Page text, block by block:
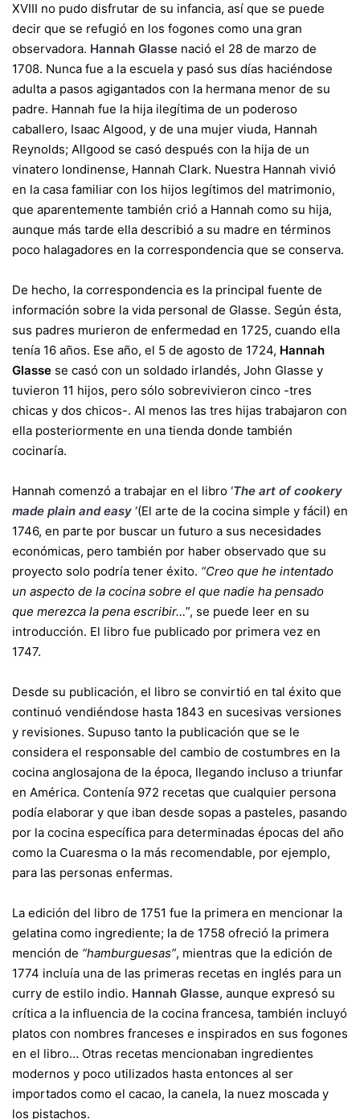
XVIII no pudo disfrutar de su infancia, así que se puede
decir que se refugió en los fogones como una gran
observadora. Hannah Glasse nació el 28 de marzo de
1708. Nunca fue a la escuela y pasó sus días haciéndose
adulta a pasos agigantados con la hermana menor de su
padre. Hannah fue la hija ilegítima de un poderoso
caballero, Isaac Algood, y de una mujer viuda, Hannah
Reynolds; Allgood se casó después con la hija de un
vinatero londinense, Hannah Clark. Nuestra Hannah vivió
en la casa familiar con los hijos legítimos del matrimonio,
que aparentemente también crió a Hannah como su hija,
aunque más tarde ella describió a su madre en términos
poco halagadores en la correspondencia que se conserva.
De hecho, la correspondencia es la principal fuente de
información sobre la vida personal de Glasse. Según ésta,
sus padres murieron de enfermedad en 1725, cuando ella
tenía 16 años. Ese año, el 5 de agosto de 1724, Hannah
Glasse se casó con un soldado irlandés, John Glasse y
tuvieron 11 hijos, pero sólo sobrevivieron cinco -tres
chicas y dos chicos-. Al menos las tres hijas trabajaron con
ella posteriormente en una tienda donde también
cocinaría.
Hannah comenzó a trabajar en el libro ‘The art of cookery
made plain and easy ’(El arte de la cocina simple y fácil) en
1746, en parte por buscar un futuro a sus necesidades
económicas, pero también por haber observado que su
proyecto solo podría tener éxito. “Creo que he intentado
un aspecto de la cocina sobre el que nadie ha pensado
que merezca la pena escribir…”, se puede leer en su
introducción. El libro fue publicado por primera vez en
1747.
Desde su publicación, el libro se convirtió en tal éxito que
continuó vendiéndose hasta 1843 en sucesivas versiones
y revisiones. Supuso tanto la publicación que se le
considera el responsable del cambio de costumbres en la
cocina anglosajona de la época, llegando incluso a triunfar
en América. Contenía 972 recetas que cualquier persona
podía elaborar y que iban desde sopas a pasteles, pasando
por la cocina específica para determinadas épocas del año
como la Cuaresma o la más recomendable, por ejemplo,
para las personas enfermas.
La edición del libro de 1751 fue la primera en mencionar la
gelatina como ingrediente; la de 1758 ofreció la primera
mención de “hamburguesas”, mientras que la edición de
1774 incluía una de las primeras recetas en inglés para un
curry de estilo indio. Hannah Glasse, aunque expresó su
crítica a la influencia de la cocina francesa, también incluyó
platos con nombres franceses e inspirados en sus fogones
en el libro… Otras recetas mencionaban ingredientes
modernos y poco utilizados hasta entonces al ser
importados como el cacao, la canela, la nuez moscada y
los pistachos.